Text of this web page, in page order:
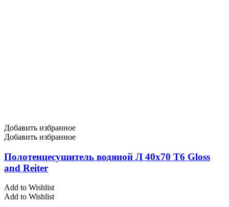
Добавить избранное
Добавить избранное
Полотенцесушитель водяной Л 40х70 Т6 Gloss
and Reiter
Add to Wishlist
Add to Wishlist